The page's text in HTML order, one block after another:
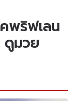
พริฟเลน
มวย